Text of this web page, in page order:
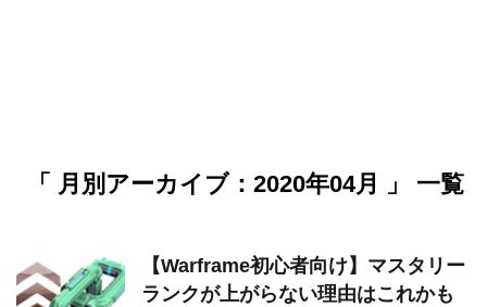
「 月別アーカイブ：2020年04月 」 一覧
【Warframe初心者向け】マスタリー
ランクが上がらない理由はこれかも